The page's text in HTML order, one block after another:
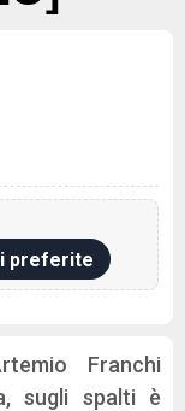
preferite
Franchi
sugli spalti è